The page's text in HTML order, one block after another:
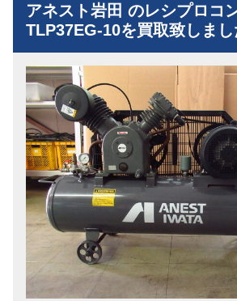
アネスト岩田 のレシプロコ
TLP37EG-10を買取致しまし